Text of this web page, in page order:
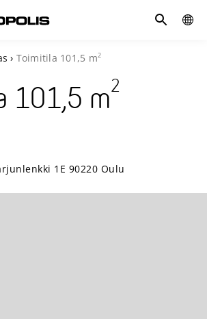
Hae
› Toimitila 101,5 m2
101,5 m2
1E 90220 Oulu